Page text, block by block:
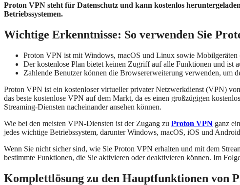
Proton VPN steht für Datenschutz und kann kostenlos
Betriebssystemen.
Wichtige Erkenntnisse: So verwenden Sie
Proton VPN ist mit Windows, macOS und Linux sowie
Der kostenlose Plan bietet keinen Zugriff auf alle Funktionen und ist
Zahlende Benutzer können die Browsererweiterung verwenden, um
Proton VPN ist ein kostenloser virtueller privater Netzwerkdienst (VPN)
das beste kostenlose VPN auf dem Markt, da es einen großzügigen
Streaming-Diensten nacheinander ansehen können.
Wie bei den meisten VPN-Diensten ist der Zugang zu Proton VPN ganz
jedes wichtige Betriebssystem, darunter Windows, macOS, iOS und
Wenn Sie nicht sicher sind, wie Sie Proton VPN erhalten und mit dem
bestimmte Funktionen, die Sie aktivieren oder deaktivieren können. Im
Komplettlösung zu den Hauptfunktionen von